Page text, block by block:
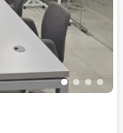
• • • •